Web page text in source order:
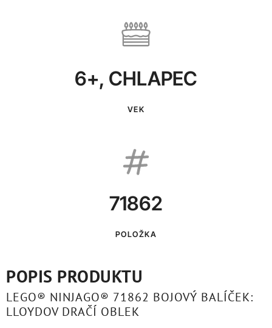
6+, CHLAPEC
VEK
71862
POLOŽKA
POPIS PRODUKTU
LEGO® NINJAGO® 71862 BOJOVÝ BALÍČEK:
LLOYDOV DRAČÍ OBLEK